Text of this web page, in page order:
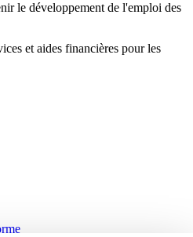
le développement de l'emploi des
et aides financières pour les